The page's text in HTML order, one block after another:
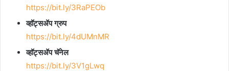
https://bit.ly/3RaPEOb
व्हॉट्सॲप ग्रुप
https://bit.ly/4dUMnMR
व्हॉट्सॲप चॅनेल
https://bit.ly/3V1gLwq